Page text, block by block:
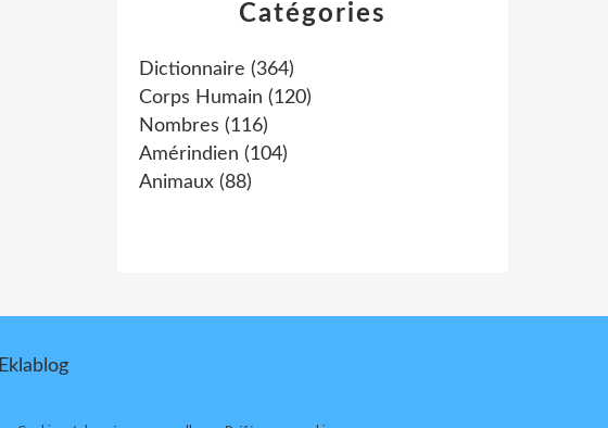
Catégories
Dictionnaire (364)
Corps Humain (120)
Nombres (116)
Amérindien (104)
Animaux (88)
Eklablog